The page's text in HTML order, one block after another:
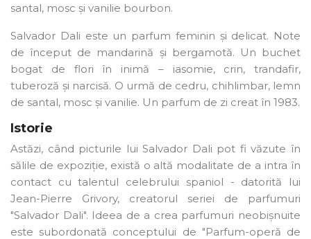
santal, mosc și vanilie bourbon.
Salvador Dali este un parfum feminin și delicat. Note
de început de mandarină și bergamotă. Un buchet
bogat de flori în inimă – iasomie, crin, trandafir,
tuberoză și narcisă. O urmă de cedru, chihlimbar, lemn
de santal, mosc și vanilie. Un parfum de zi creat în 1983.
Istorie
Astăzi, când picturile lui Salvador Dali pot fi văzute în
sălile de expoziție, există o altă modalitate de a intra în
contact cu talentul celebrului spaniol - datorită lui
Jean-Pierre Grivory, creatorul seriei de parfumuri
"Salvador Dali". Ideea de a crea parfumuri neobișnuite
este subordonată conceptului de "Parfum-operă de
Anuleaza